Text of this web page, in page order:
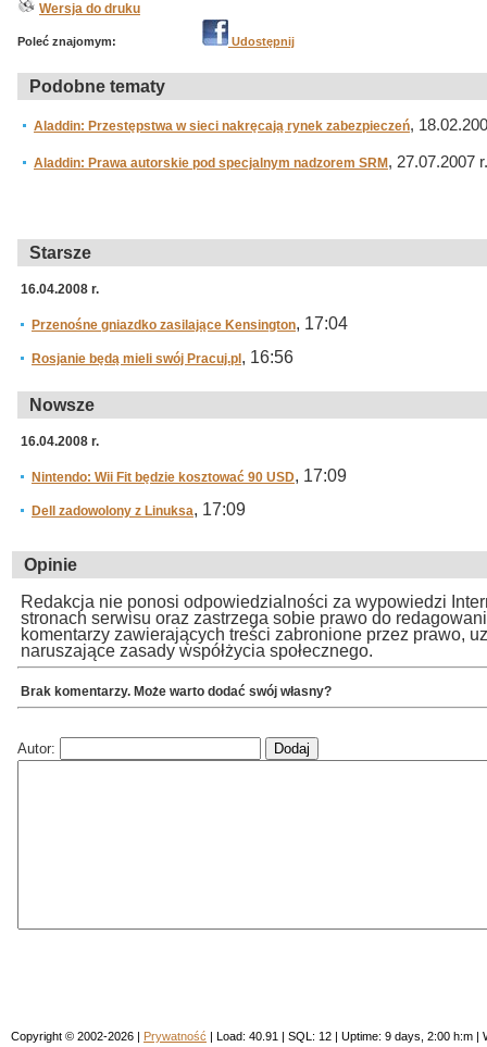
Wersja do druku
Poleć znajomym: Udostępnij
Podobne tematy
Aladdin: Przestępstwa w sieci nakręcają rynek zabezpieczeń,
Aladdin: Prawa autorskie pod specjalnym nadzorem SRM , 27.07.2007 r.
Starsze
16.04.2008 r.
Przenośne gniazdko zasilające Kensington, 17:04
Rosjanie będą mieli swój Pracuj.pl , 16:56
Nowsze
16.04.2008 r.
Nintendo: Wii Fit będzie kosztować 90 USD, 17:09
Dell zadowolony z Linuksa, 17:09
Opinie
Redakcja nie ponosi odpowiedzialności za wypowiedzi
stronach serwisu oraz zastrzega sobie prawo do
komentarzy zawierających treści zabronione przez prawo,
naruszające zasady współżycia społecznego.
Brak komentarzy. Może warto dodać swój własny?
Autor:
Copyright © 2002-2026 | Prywatność | Load: 40.91 | SQL: 12 | Uptime: 9 days, 2:00 h:m